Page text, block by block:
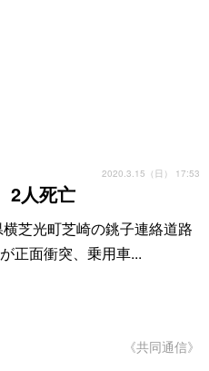
2人死亡
2020.3.15（日） 17:53
芝光町芝崎の銚子連絡道路
正面衝突、乗用車...
《共同通信》